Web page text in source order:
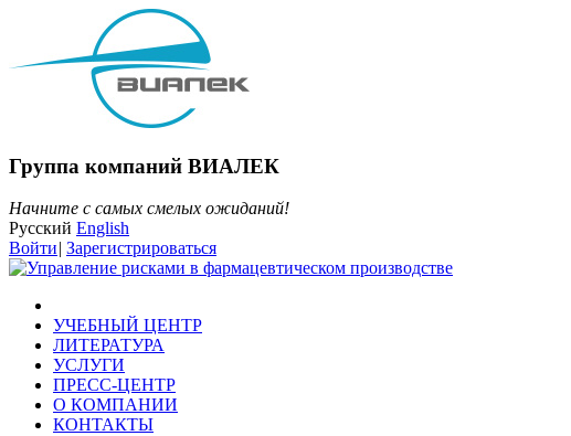
Группа компаний ВИАЛЕК
Начните с самых смелых ожиданий!
Русский English
Войти| Зарегистрироваться
УЧЕБНЫЙ ЦЕНТР
ЛИТЕРАТУРА
УСЛУГИ
ПРЕСС-ЦЕНТР
О КОМПАНИИ
КОНТАКТЫ